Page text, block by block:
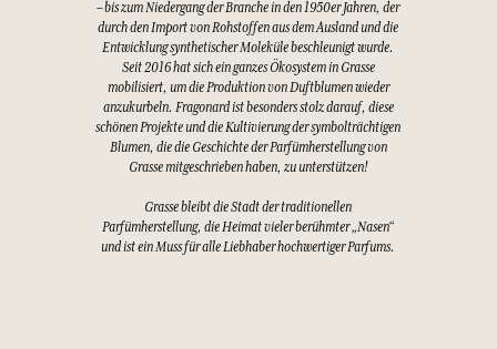
– bis zum Niedergang der Branche in den 1950er Jahren, der
durch den Import von Rohstoffen aus dem Ausland und die
Entwicklung synthetischer Moleküle beschleunigt wurde.
Seit 2016 hat sich ein ganzes Ökosystem in Grasse
mobilisiert, um die Produktion von Duftblumen wieder
anzukurbeln. Fragonard ist besonders stolz darauf, diese
schönen Projekte und die Kultivierung der symbolträchtigen
Blumen, die die Geschichte der Parfümherstellung von
Grasse mitgeschrieben haben, zu unterstützen!
Grasse bleibt die Stadt der traditionellen
Parfümherstellung, die Heimat vieler berühmter „Nasen“
und ist ein Muss für alle Liebhaber hochwertiger Parfums.